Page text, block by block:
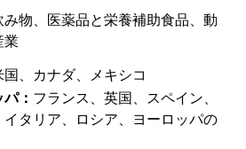
み物、医薬品と栄養補助食品、動
業
国、カナダ、メキシコ
： フランス、英国、スペイン、
イタリア、ロシア、ヨーロッパの